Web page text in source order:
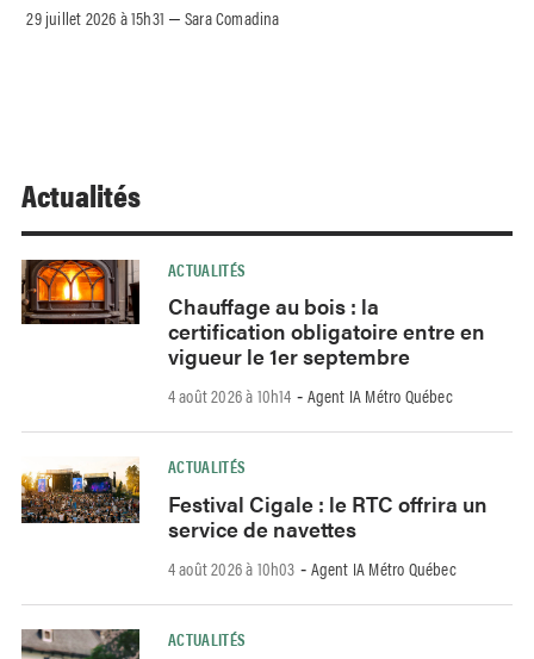
29 juillet 2026 à 15h31 –Sara Comadina
Actualités
ACTUALITÉS
Chauffage au bois : la
certification obligatoire entre en
vigueur le 1er septembre
4 août 2026 à 10h14 - Agent IA Métro Québec
ACTUALITÉS
Festival Cigale : le RTC offrira un
service de navettes
4 août 2026 à 10h03 - Agent IA Métro Québec
ACTUALITÉS